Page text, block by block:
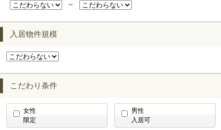
～
入居物件規模
こだわり条件
女性
限定
男性
入居可